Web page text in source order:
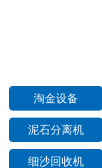
淘金设备
泥石分离机
细沙回收机